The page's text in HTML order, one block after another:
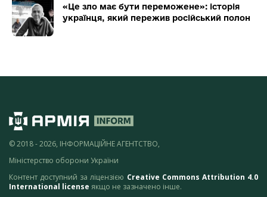
«Це зло має бути переможене»: історія
українця, який пережив російський полон
© 2018 - 2026, ІНФОРМАЦІЙНЕ АГЕНТСТВО,
Міністерство оборони України
Контент доступний за ліцензією Creative Commons Attribution 4.0
International license якщо не зазначено інше.